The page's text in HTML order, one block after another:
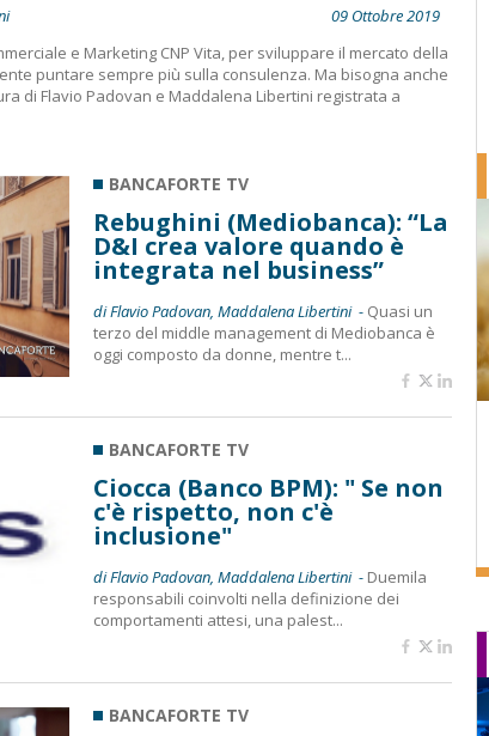
09 Ottobre 2019
e Marketing CNP Vita, per sviluppare il mercato della
puntare sempre più sulla consulenza. Ma bisogna anche
di Flavio Padovan e Maddalena Libertini registrata a
BANCAFORTE TV
Rebughini (Mediobanca): “La
D&I crea valore quando è
integrata nel business”
di Flavio Padovan, Maddalena Libertini - Quasi un
terzo del middle management di Mediobanca è
oggi composto da donne, mentre t...
BANCAFORTE TV
Ciocca (Banco BPM): " Se non
c'è rispetto, non c'è
inclusione"
di Flavio Padovan, Maddalena Libertini - Duemila
responsabili coinvolti nella definizione dei
comportamenti attesi, una palest...
BANCAFORTE TV